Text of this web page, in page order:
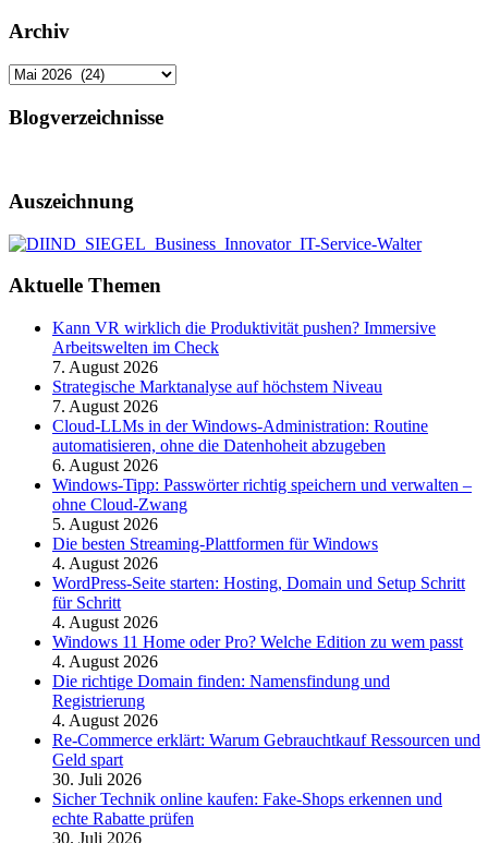
Archiv
Archiv
Blogverzeichnisse
Auszeichnung
Aktuelle Themen
Kann VR wirklich die Produktivität pushen? Immersive
Arbeitswelten im Check
7. August 2026
Strategische Marktanalyse auf höchstem Niveau
7. August 2026
Cloud-LLMs in der Windows-Administration: Routine
automatisieren, ohne die Datenhoheit abzugeben
6. August 2026
Windows-Tipp: Passwörter richtig speichern und verwalten –
ohne Cloud-Zwang
5. August 2026
Die besten Streaming-Plattformen für Windows
4. August 2026
WordPress-Seite starten: Hosting, Domain und Setup Schritt
für Schritt
4. August 2026
Windows 11 Home oder Pro? Welche Edition zu wem passt
4. August 2026
Die richtige Domain finden: Namensfindung und
Registrierung
4. August 2026
Re-Commerce erklärt: Warum Gebrauchtkauf Ressourcen und
Geld spart
30. Juli 2026
Sicher Technik online kaufen: Fake-Shops erkennen und
echte Rabatte prüfen
30. Juli 2026